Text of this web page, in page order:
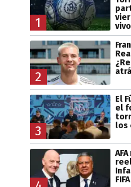
1
vivo
2
3
El
el
los
FIFA